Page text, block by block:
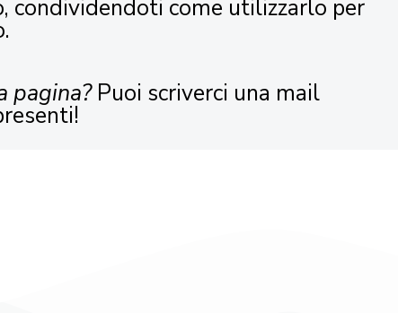
condividendoti come utilizzarlo per
pagina?Puoi scriverci una mail